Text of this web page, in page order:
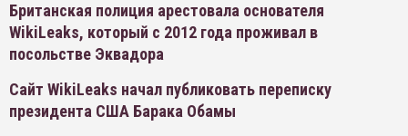
Британская полиция арестовала основателя
WikiLeaks, который с 2012 года проживал в
посольстве Эквадора
Сайт WikiLeaks начал публиковать переписку
президента США Барака Обамы